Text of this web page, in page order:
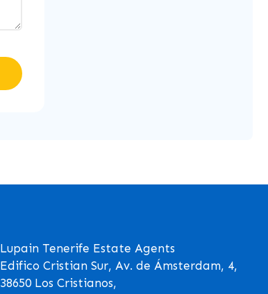
Lupain Tenerife Estate Agents
Edifico Cristian Sur, Av. de Ámsterdam, 4,
38650 Los Cristianos,